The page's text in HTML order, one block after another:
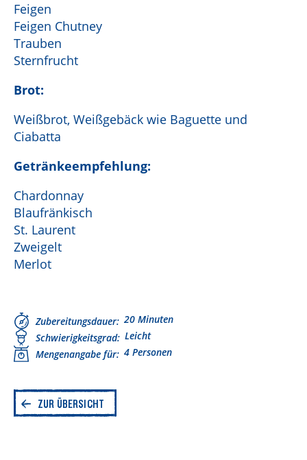
Feigen
Feigen Chutney
Trauben
Sternfrucht
Brot:
Weißbrot, Weißgebäck wie Baguette und
Ciabatta
Getränkeempfehlung:
Chardonnay
Blaufränkisch
St. Laurent
Zweigelt
Merlot
Zubereitungsdauer 20 Minuten
Schwierigkeitsgrad Leicht
Mengenangabe für 4 Personen
ZUR ÜBERSICHT